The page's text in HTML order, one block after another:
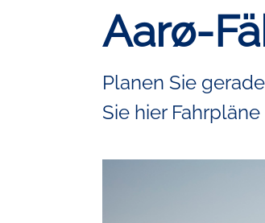
Aarø-
Planen Sie
Sie hier